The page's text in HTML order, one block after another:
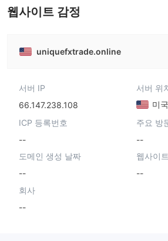
웹사이트 감정
uniquefxtrade.online
서버 IP
66.147.238.108
서버 위
미국
ICP 등록번호
--
주요 방
--
도메인 생성 날짜
--
웹사이
--
회사
--